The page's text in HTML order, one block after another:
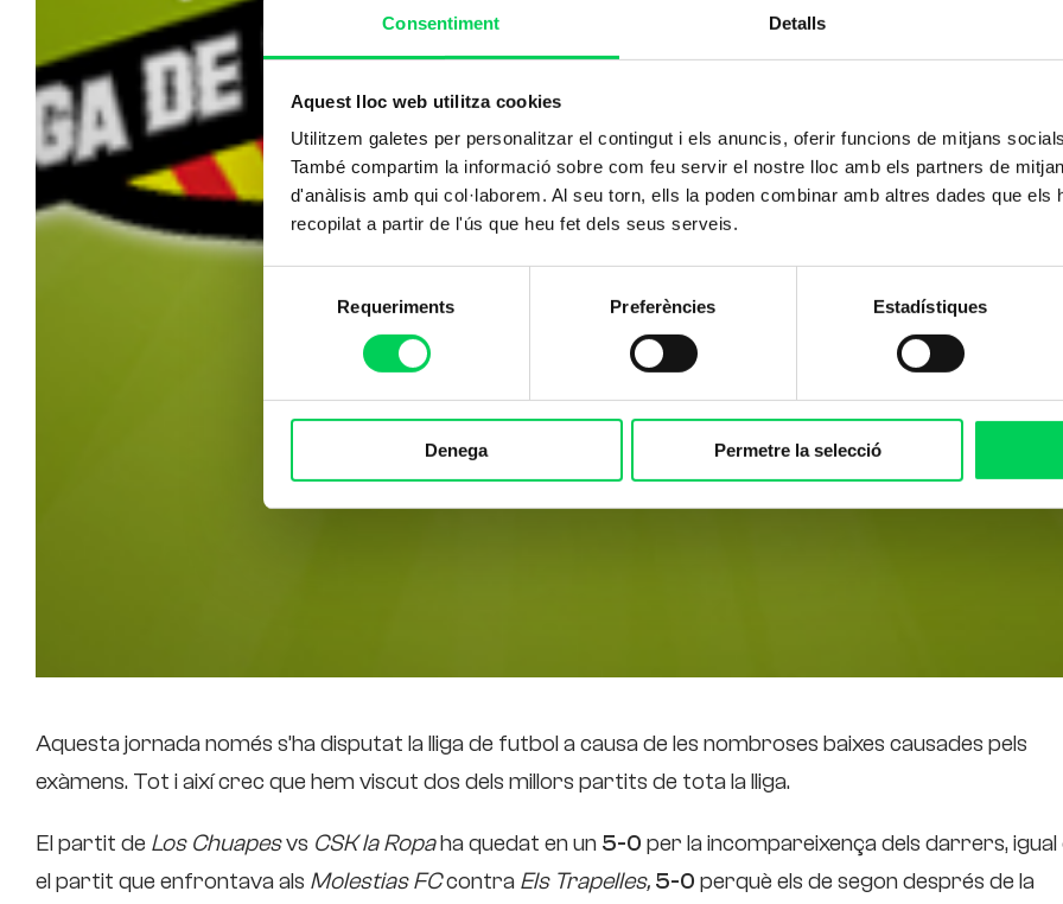
Consentiment Detalls
Aquest lloc web utilitza cookies
Utilitzem galetes per personalitzar el contingut i els anuncis, oferir funcions de mitjans
També compartim la informació sobre com feu servir el nostre lloc amb els partners de
d'anàlisis amb qui col·laborem. Al seu torn, ells la poden combinar amb altres dades que els
recopilat a partir de l'ús que heu fet dels seus serveis.
consentiment
Requeriments Preferències Estadístiques
Denega Permetre la selecció
Aquesta jornada només s’ha disputat la lliga de futbol a causa de les nombroses baixes causades pels
exàmens. Tot i així crec que hem viscut dos dels millors partits de tota la lliga.
El partit de Los Chuapesvs CSK la Ropaha quedat en un 5-0 per la incompareixença dels darrers, igual
el partit que enfrontava als Molestias FCcontra Els Trapelles, 5-0 perquè els de segon després de la